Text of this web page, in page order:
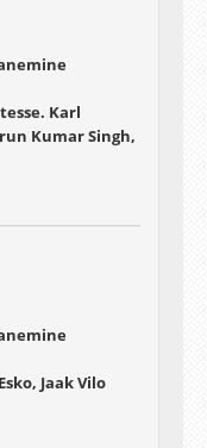
Karl
Kumar Singh,
Jaak Vilo